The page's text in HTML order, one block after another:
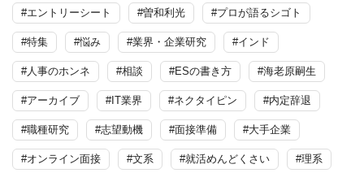
#エントリーシート #曽和利光 #プロが語るシゴト
#特集 #悩み #業界・企業研究 #インド
#人事のホンネ #相談 #ESの書き方 #海老原嗣生
#アーカイブ #IT業界 #ネクタイピン #内定辞退
#職種研究 #志望動機 #面接準備 #大手企業
#オンライン面接 #文系 #就活めんどくさい #理系